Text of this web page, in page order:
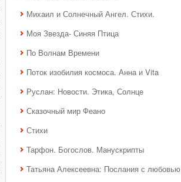
Михаил и Солнечный Ангел. Стихи.
Моя Звезда- Синяя Птица
По Волнам Времени
Поток изобилия космоса. Анна и Vita
Руслан: Новости. Этика, Солнце
Сказочный мир Феано
Стихи
Тарфон. Богослов. Манускрипты
Татьяна Алексеевна: Послания с любовью